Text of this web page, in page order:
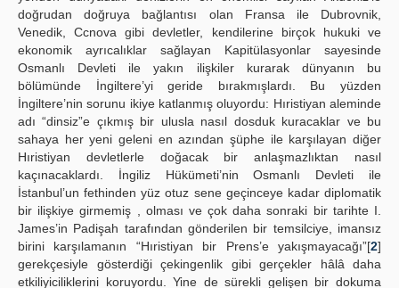
doğrudan doğruya bağlantısı olan Fransa ile Dubrovnik,
Venedik, Ccnova gibi devletler, kendilerine birçok hukuki ve
ekonomik ayrıcalıklar sağlayan Kapitülasyonlar sayesinde
Osmanlı Devleti ile yakın ilişkiler kurarak dünyanın bu
bölümünde İngiltere’yi geride bırakmışlardı. Bu yüzden
İngiltere’nin sorunu ikiye katlanmış oluyordu: Hıristiyan aleminde
adı “dinsiz”e çıkmış bir ulusla nasıl dosduk kuracaklar ve bu
sahaya her yeni geleni en azından şüphe ile karşılayan diğer
Hıristiyan devletlerle doğacak bir anlaşmazlıktan nasıl
kaçınacaklardı. İngiliz Hükümeti’nin Osmanlı Devleti ile
İstanbul’un fethinden yüz otuz sene geçinceye kadar diplomatik
bir ilişkiye girmemiş , olması ve çok daha sonraki bir tarihte I.
James’in Padişah tarafından gönderilen bir temsilciye, imansız
birini karşılamanın “Hıristiyan bir Prens’e yakışmayacağı”[2]
gerekçesiyle gösterdiği çekingenlik gibi gerçekler hâlâ daha
etkiliyiciliklerini koruyordu. Yine de sürekli gelişen bir dokuma